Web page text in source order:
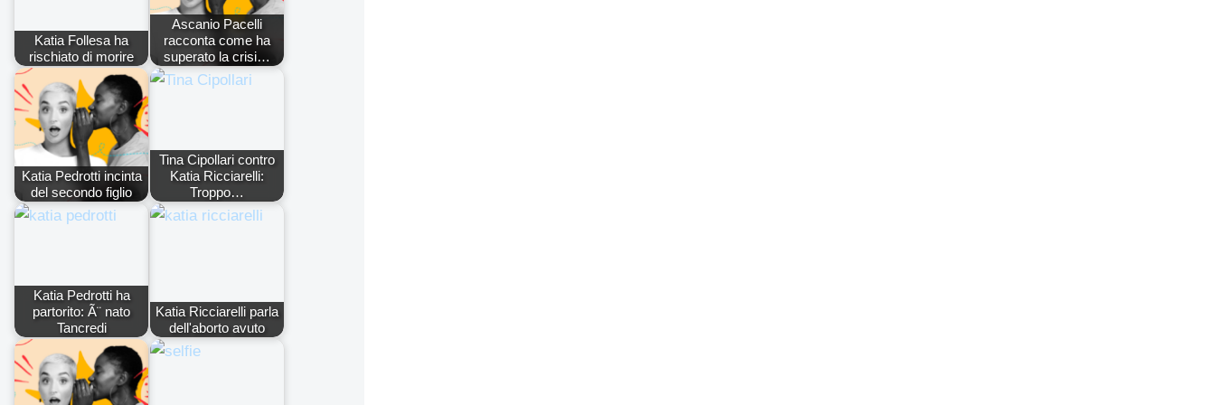
Katia Follesa ha
rischiato di morire
Ascanio Pacelli
racconta come ha
superato la crisi…
Katia Pedrotti incinta
del secondo figlio
Tina Cipollari contro
Katia Ricciarelli:
Troppo…
Katia Pedrotti ha
partorito: Ã¨ nato
Tancredi
Katia Ricciarelli parla
dell'aborto avuto